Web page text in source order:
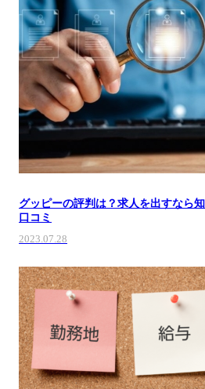
グッピーの評判は？求人を出すなら
口コミ
2023.07.28